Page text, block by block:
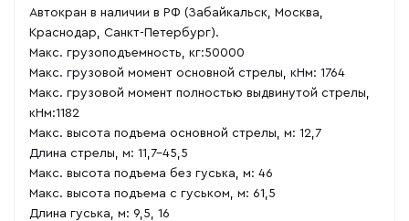
Автокран в наличии в РФ (Забайкальск, Москва,
Краснодар, Санкт-Петербург).
Макс. грузоподъемность, кг:50000
Макс. грузовой момент основной стрелы, кНм: 1764
Макс. грузовой момент полностью выдвинутой стрелы,
кНм:1182
Макс. высота подъема основной стрелы, м: 12,7
Длина стрелы, м: 11,7-45,5
Макс. высота подъема без гуська, м: 46
Макс. высота подъема с гуськом, м: 61,5
Длина гуська, м: 9,5, 16